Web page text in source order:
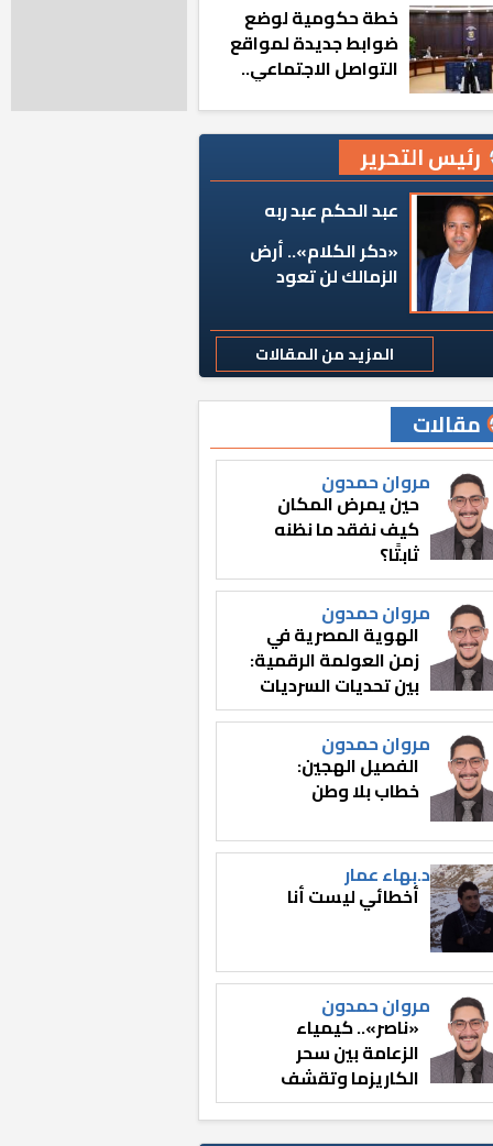
خطة حكومية لوضع
ضوابط جديدة لمواقع
التواصل الاجتماعي..
رئيس التحرير
عبد الحكم عبد ربه
«دكر الكلام».. أرض
الزمالك لن تعود
المزيد من المقالات
مقالات
مروان حمدون
حين يمرض المكان
كيف نفقد ما نظنه
ثابتًا؟
مروان حمدون
الهوية المصرية في
زمن العولمة الرقمية:
بين تحديات السرديات
وصناعة الوعي
مروان حمدون
الفصيل الهجين:
خطاب بلا وطن
د.بهاء عمار
أخطائي ليست أنا
مروان حمدون
«ناصر».. كيمياء
الزعامة بين سحر
الكاريزما وتقشف
الثائر